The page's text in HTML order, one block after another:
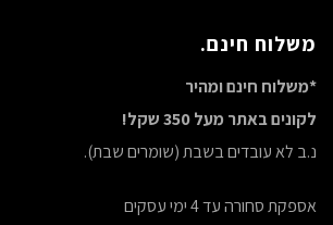
משלוח חינם.
*משלוח חינם ומהיר
לקונים באתר מעל 350 שקל!
נ.ב לא עובדים בשבת (שומרים שבת).
אספקת סחורה עד 4 ימי עסקים